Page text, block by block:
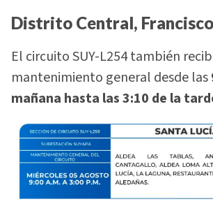
Distrito Central,
El circuito SUY-L254 también
mantenimiento general desde las
mañana hasta las 3:10 de la